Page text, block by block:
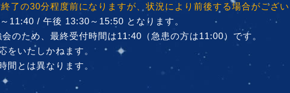
了の30分程度前になりますが、状況により前後する場合がござ
11:40 / 午後 13:30～15:50 となります。
のため、最終受付時間は11:40（急患の方は11:00）です。
いたしかねます。
とは異なります。